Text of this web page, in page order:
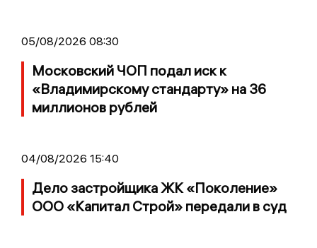
05/08/2026 08:30
Московский ЧОП подал иск к
«Владимирскому стандарту» на 36
миллионов рублей
04/08/2026 15:40
Дело застройщика ЖК «Поколение»
ООО «Капитал Строй» передали в суд